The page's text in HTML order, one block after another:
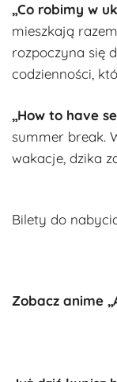
„Co robimy w
mieszkają
rozpoczyna się
codzienności,
„How to have
summer break.
wakacje, dzika
‍Bilety do
Zobacz anime